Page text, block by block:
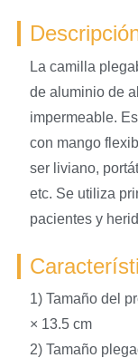
La camilla
de aluminio de
impermeable.
con mango
ser liviano,
etc. Se utiliza
pacientes y
1) Tamaño del
× 13.5 cm
2) Tamaño